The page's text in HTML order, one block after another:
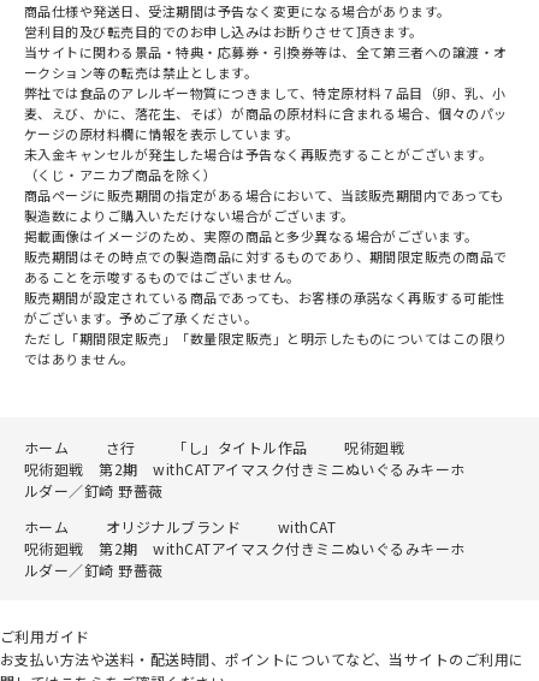
商品仕様や発送日、受注期間は予告なく変更になる場合があります。
営利目的及び転売目的でのお申し込みはお断りさせて頂きます。
当サイトに関わる景品・特典・応募券・引換券等は、全て第三者への譲渡・オ
ークション等の転売は禁止とします。
弊社では食品のアレルギー物質につきまして、特定原材料７品目（卵、乳、小
麦、えび、かに、落花生、そば）が商品の原材料に含まれる場合、個々のパッ
ケージの原材料欄に情報を表示しています。
未入金キャンセルが発生した場合は予告なく再販売することがございます。
（くじ・アニカプ商品を除く）
商品ページに販売期間の指定がある場合において、当該販売期間内であっても
製造数によりご購入いただけない場合がございます。
掲載画像はイメージのため、実際の商品と多少異なる場合がございます。
販売期間はその時点での製造商品に対するものであり、期間限定販売の商品で
あることを示唆するものではございません。
販売期間が設定されている商品であっても、お客様の承諾なく再販する可能性
がございます。予めご了承ください。
ただし「期間限定販売」「数量限定販売」と明示したものについてはこの限り
ではありません。
ホーム さ行 「し」タイトル作品
呪術廻戦
呪術廻戦 第2期 withCATアイマスク付きミニぬいぐるみキーホ
ルダー／釘崎 野薔薇
ホーム
オリジナルブランド
withCAT
呪術廻戦 第2期 withCATアイマスク付きミニぬいぐるみキーホ
ルダー／釘崎 野薔薇
ご利用ガイド
お支払い方法や送料・配送時間、ポイントについてなど、当サイトのご利用に